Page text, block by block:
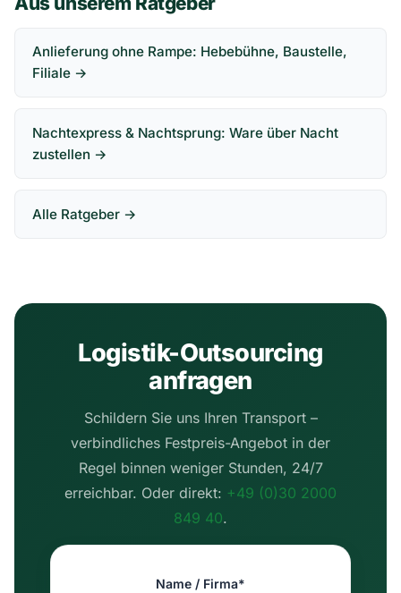
Anlieferung ohne Rampe: Hebebühne, Baustelle,
Filiale →
Nachtexpress & Nachtsprung: Ware über Nacht
zustellen →
Alle Ratgeber →
Logistik-Outsourcing
anfragen
Schildern Sie uns Ihren Transport –
verbindliches Festpreis-Angebot in der
Regel binnen weniger Stunden, 24/7
erreichbar. Oder direkt: +49 (0)30 2000
849 40.
Name / Firma*